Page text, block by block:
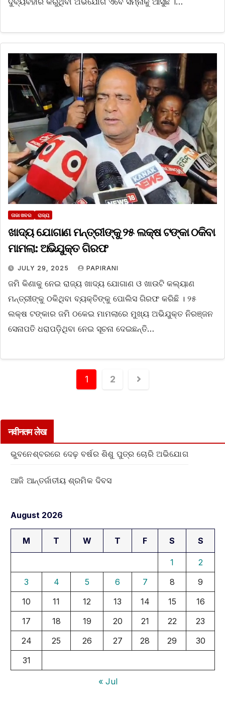
ତାଜା ଖବର ରାଜ୍ୟ
ଖାଦ୍ୟ ଯୋଗାଣ ମନ୍ତ୍ରୀଙ୍କୁ ୨୫ ଲକ୍ଷ ଟଙ୍କା ଠକିବା
ମାମଲା: ଅଭିଯୁକ୍ତ ଗିରଫ
JULY 29, 2025 PAPIRANI
ଜମି କିଣାକୁ ନେଇ ରାଜ୍ୟ ଖାଦ୍ୟ ଯୋଗାଣ ଓ ଖାଉଟି କଲ୍ୟାଣ
ମନ୍ତ୍ରୀଙ୍କୁ ଠକିଥିବା ବ୍ୟକ୍ତିଙ୍କୁ ପୋଲିସ ଗିରଫ କରିଛି । ୨୫
ଲକ୍ଷ ଟଙ୍କାର ଜମି ଠକେଇ ମାମଲାରେ ମୁଖ୍ୟ ଅଭିଯୁକ୍ତ ନିରଞ୍ଜନ
ସେନାପତି ଧରାପଡ଼ିଥିବା ନେଇ ସୂଚନା ଦେଇଛନ୍ତି…
1 2
नवीनतम लेख
ଭୁବନେଶ୍ବରରେ ଦେଢ଼ ବର୍ଷର ଶିଶୁ ପୁତ୍ର ଚୋରି ଅଭିଯୋଗ
ଆଜି ଆନ୍ତର୍ଜାତୀୟ ଶ୍ରମିକ ଦିବସ
August 2026
M T W T F S S
1
2
3
4 5 6 7 8
9
10
11 12 13 14 15
16
17
18 19 20 21 22
23
24
25 26 27 28 29
30
31
« Jul